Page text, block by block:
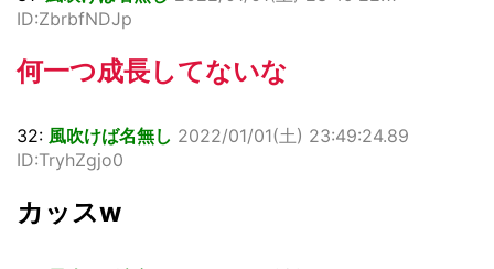
ID:ZbrbfNDJp
何一つ成長してないな
32: 風吹けば名無し 2022/01/01(土) 23:49:24.89
ID:TryhZgjo0
カッスw